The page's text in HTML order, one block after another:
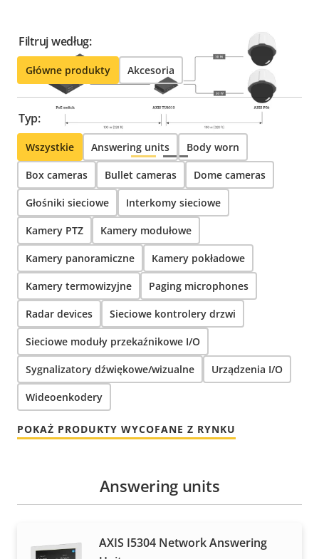
Filtruj według:
Główne produkty Akcesoria
Typ:
Wszystkie Answering units Body worn
Box cameras Bullet cameras Dome cameras
Głośniki sieciowe Interkomy sieciowe
Kamery PTZ Kamery modułowe
Kamery panoramiczne Kamery pokładowe
Kamery termowizyjne Paging microphones
Radar devices Sieciowe kontrolery drzwi
Sieciowe moduły przekaźnikowe I/O
Sygnalizatory dźwiękowe/wizualne Urządzenia I/O
Wideoenkodery
POKAŻ PRODUKTY WYCOFANE Z RYNKU
Answering units
AXIS I5304 Network Answering